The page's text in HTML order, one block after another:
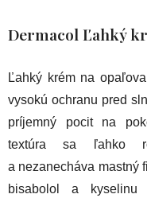
Dermacol Ľahký
Ľahký krém na
vysokú ochranu pred
príjemný pocit na
textúra sa ľahko
a nezanecháva mastný
bisabolol a kyselinu